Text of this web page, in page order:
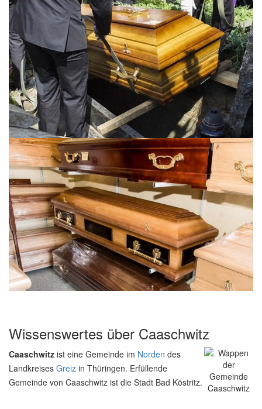
Wissenswertes über Caaschwitz
Caaschwitz ist eine Gemeinde im Norden des
Landkreises Greiz in Thüringen. Erfüllende
Gemeinde von Caaschwitz ist die Stadt Bad Köstritz.